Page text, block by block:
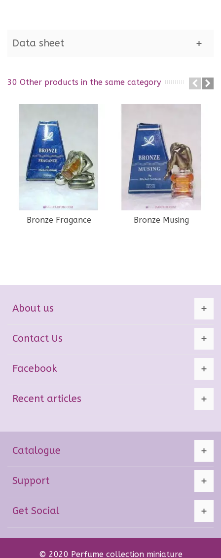
Data sheet
30 Other products in the same category
Bronze Fragance Bronze Musing
About us
Contact Us
Facebook
Recent articles
Catalogue
Support
Get Social
© 2020 Perfume collection miniature